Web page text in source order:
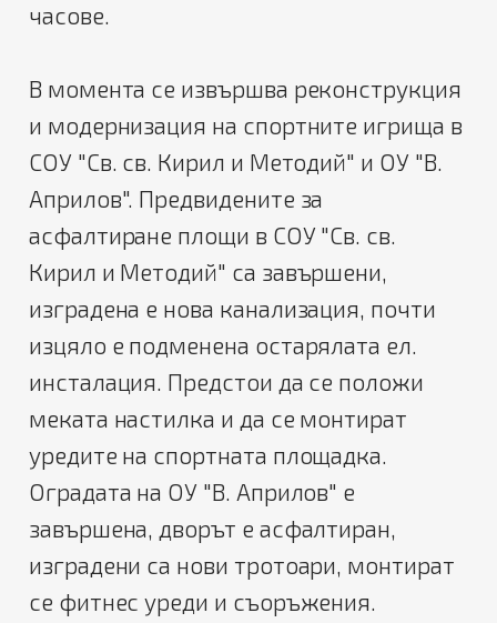
часове.
В момента се извършва реконструкция
и модернизация на спортните игрища в
СОУ "Св. св. Кирил и Методий" и ОУ "В.
Априлов". Предвидените за
асфалтиране площи в СОУ "Св. св.
Кирил и Методий" са завършени,
изградена е нова канализация, почти
изцяло е подменена остарялата ел.
инсталация. Предстои да се положи
меката настилка и да се монтират
уредите на спортната площадка.
Оградата на ОУ "В. Априлов" е
завършена, дворът е асфалтиран,
изградени са нови тротоари, монтират
се фитнес уреди и съоръжения.